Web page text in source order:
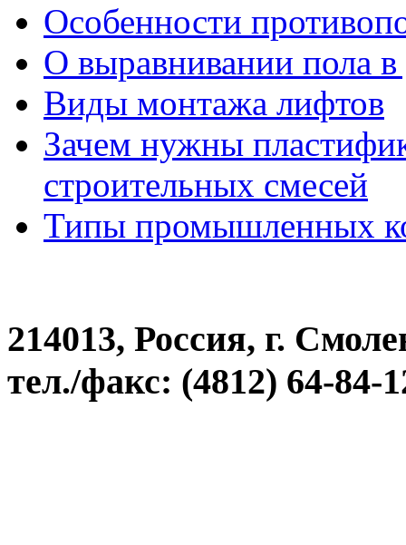
Особенности
О выравнивании пола
Виды монтажа лифтов
Зачем нужны
строительных смесей
Типы промышленных
214013, Россия, г.
тел./факс: (4812) 64-84-